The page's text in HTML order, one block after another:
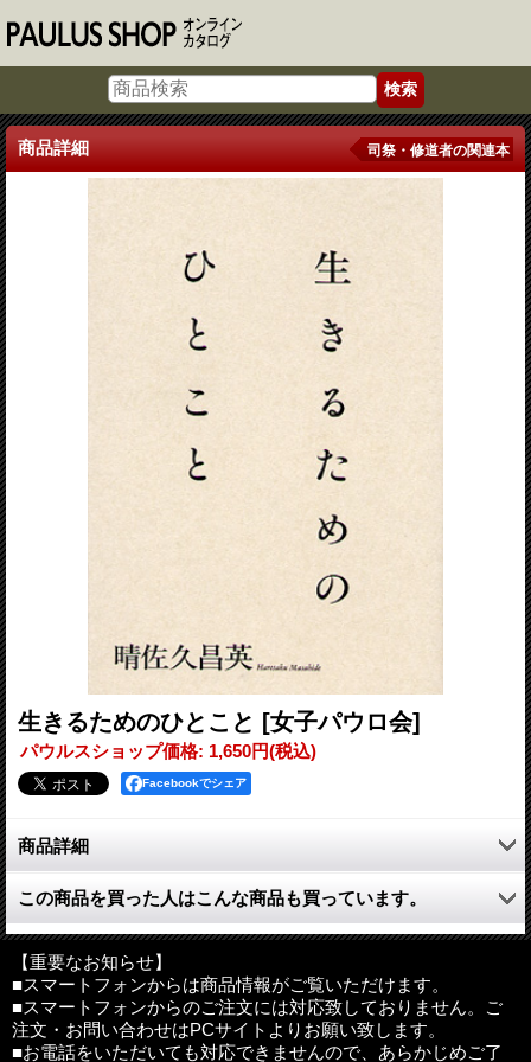
商品詳細 司祭・修道者の関連本
生きるためのひとこと [女子パウロ会]
パウルスショップ価格: 1,650円(税込)
Facebookでシェア
商品詳細
今日を生きる64のひとこと。
ふだん、何気なく使っていることば、「はい」「いってきます」
「ありがう」「ごめんなさい」「どうぞ」など、そのひとことに
込められた奇跡の力を探る。晴佐久昌英神父、初の書き下ろしエ
ッセイ。
●目次
この商品を買った人はこんな商品も買っています。
【重要なお知らせ】
■スマートフォンからは商品情報がご覧いただけます。
■スマートフォンからのご注文には対応致しておりません。ご
注文・お問い合わせはPCサイトよりお願い致します。
■お電話をいただいても対応できませんので、あらかじめご了